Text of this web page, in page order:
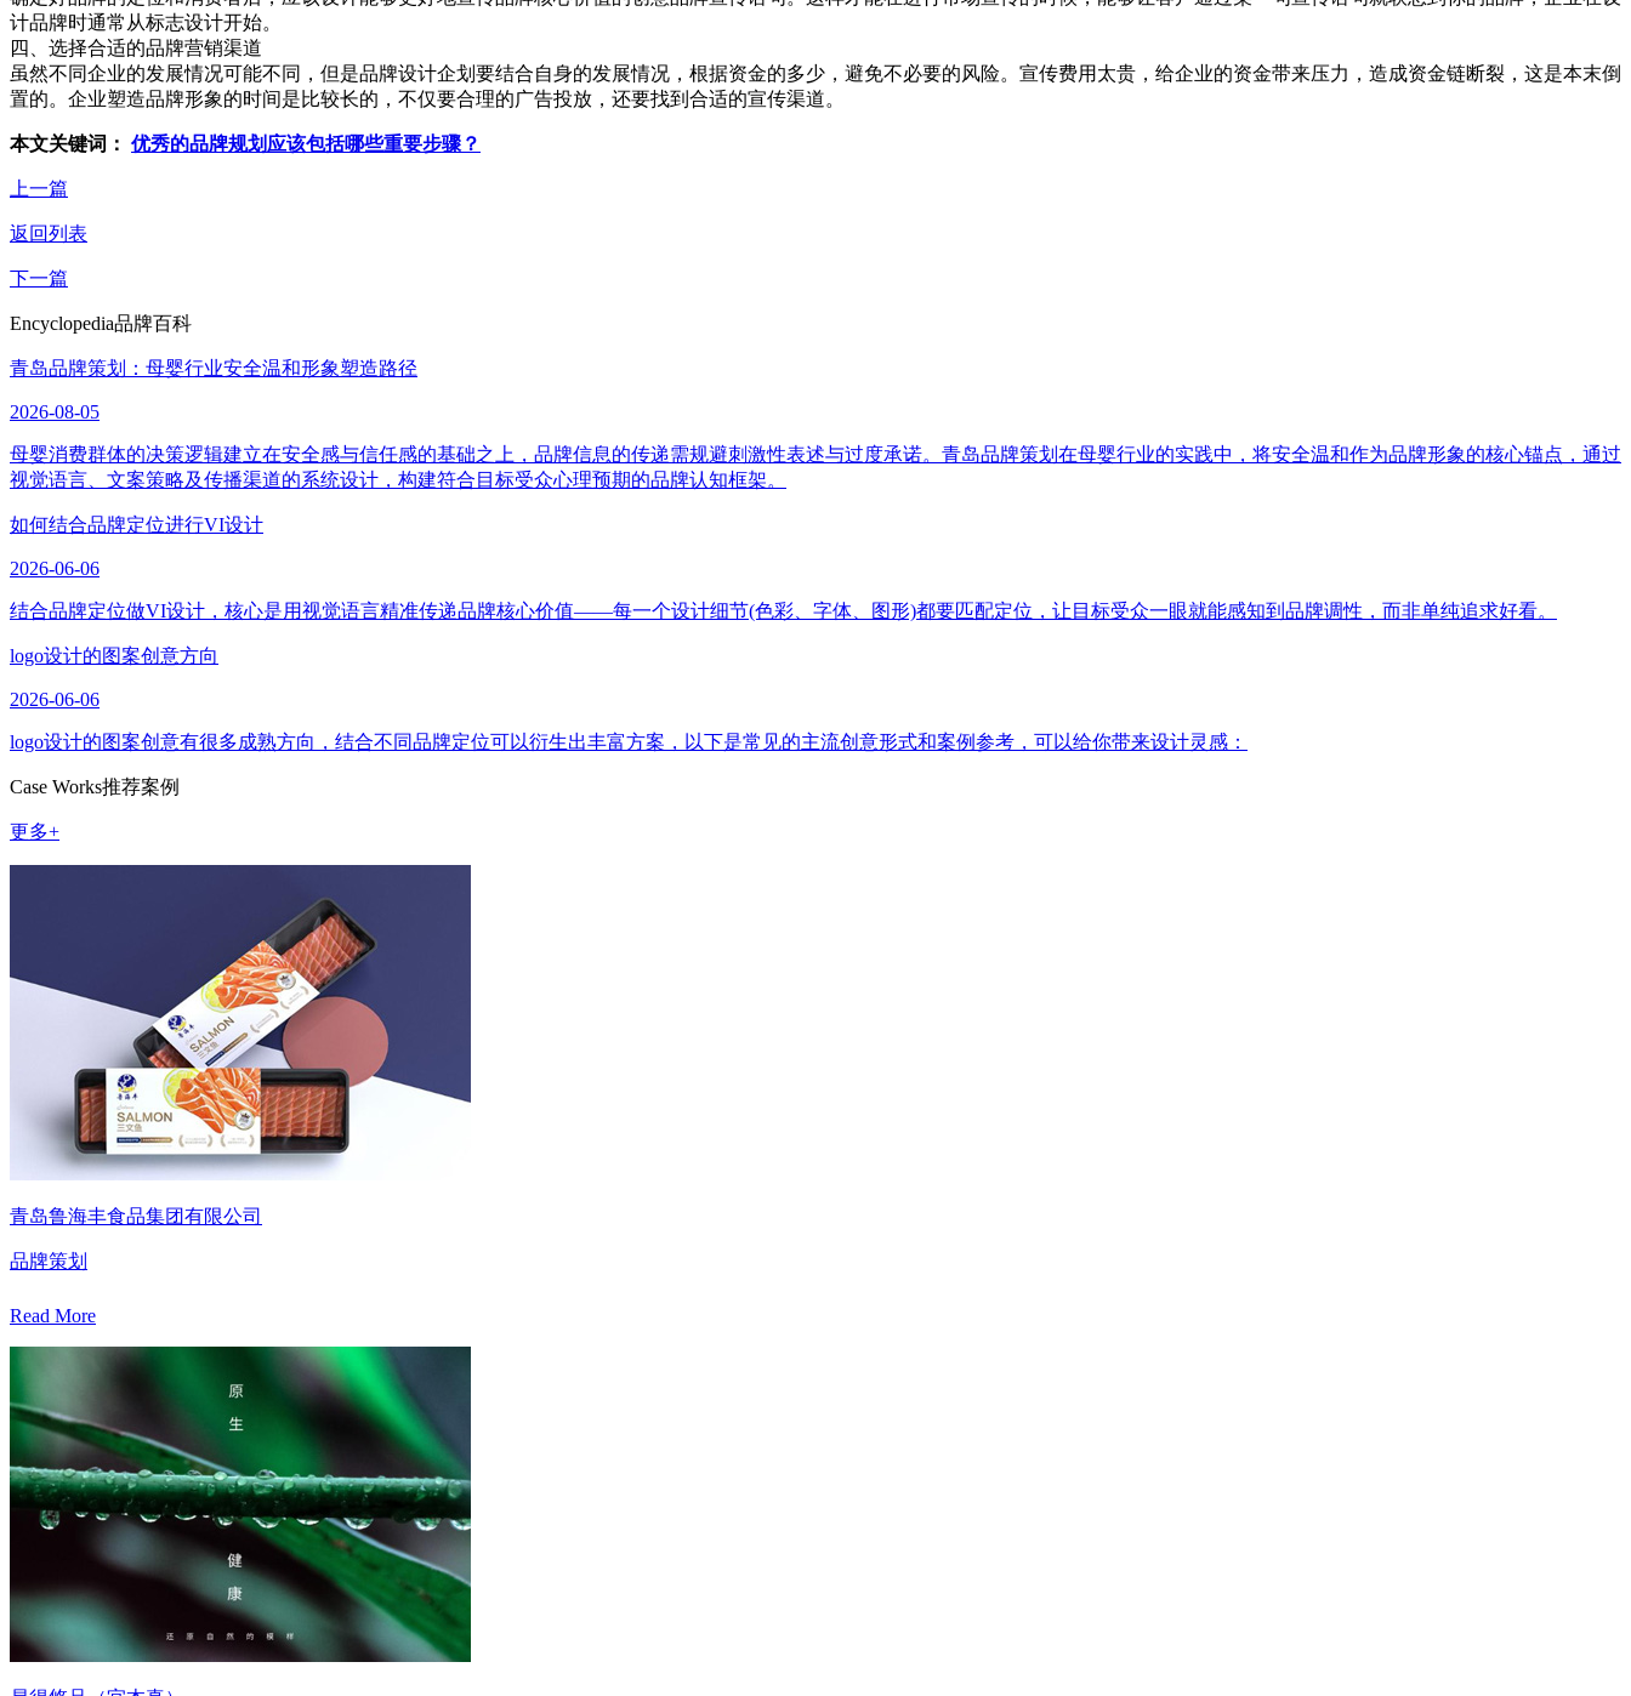
计品牌时通常从标志设计开始。
四、选择合适的品牌营销渠道
虽然不同企业的发展情况可能不同，但是品牌设计企划要结合自身的发展情况，根据资金的多少，避免不必要的风险。宣传费用太贵，给企业的资金带来压力，造成资金链断裂，这是本末倒
置的。企业塑造品牌形象的时间是比较长的，不仅要合理的广告投放，还要找到合适的宣传渠道。
本文关键词： 优秀的品牌规划应该包括哪些重要步骤？
上一篇
返回列表
下一篇
Encyclopedia品牌百科
青岛品牌策划：母婴行业安全温和形象塑造路径
2026-08-05
母婴消费群体的决策逻辑建立在安全感与信任感的基础之上，品牌信息的传递需规避刺激性表述与过度承诺。青岛品牌策划在母婴行业的实践中，将安全温和作为品牌形象的核心锚点，通过
视觉语言、文案策略及传播渠道的系统设计，构建符合目标受众心理预期的品牌认知框架。
如何结合品牌定位进行VI设计
2026-06-06
结合品牌定位做VI设计，核心是用视觉语言精准传递品牌核心价值——每一个设计细节(色彩、字体、图形)都要匹配定位，让目标受众一眼就能感知到品牌调性，而非单纯追求好看。
logo设计的图案创意方向
2026-06-06
logo设计的图案创意有很多成熟方向，结合不同品牌定位可以衍生出丰富方案，以下是常见的主流创意形式和案例参考，可以给你带来设计灵感：
Case Works推荐案例
更多+
青岛鲁海丰食品集团有限公司
品牌策划
Read More